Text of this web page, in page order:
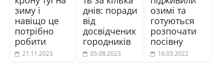
зиму і
навіщо це
потрібно
робити
21.11.2023
днів: поради
від
досвідчених
городників
05.08.2023
озимі та
готуються
розпочати
посівну
16.03.2022